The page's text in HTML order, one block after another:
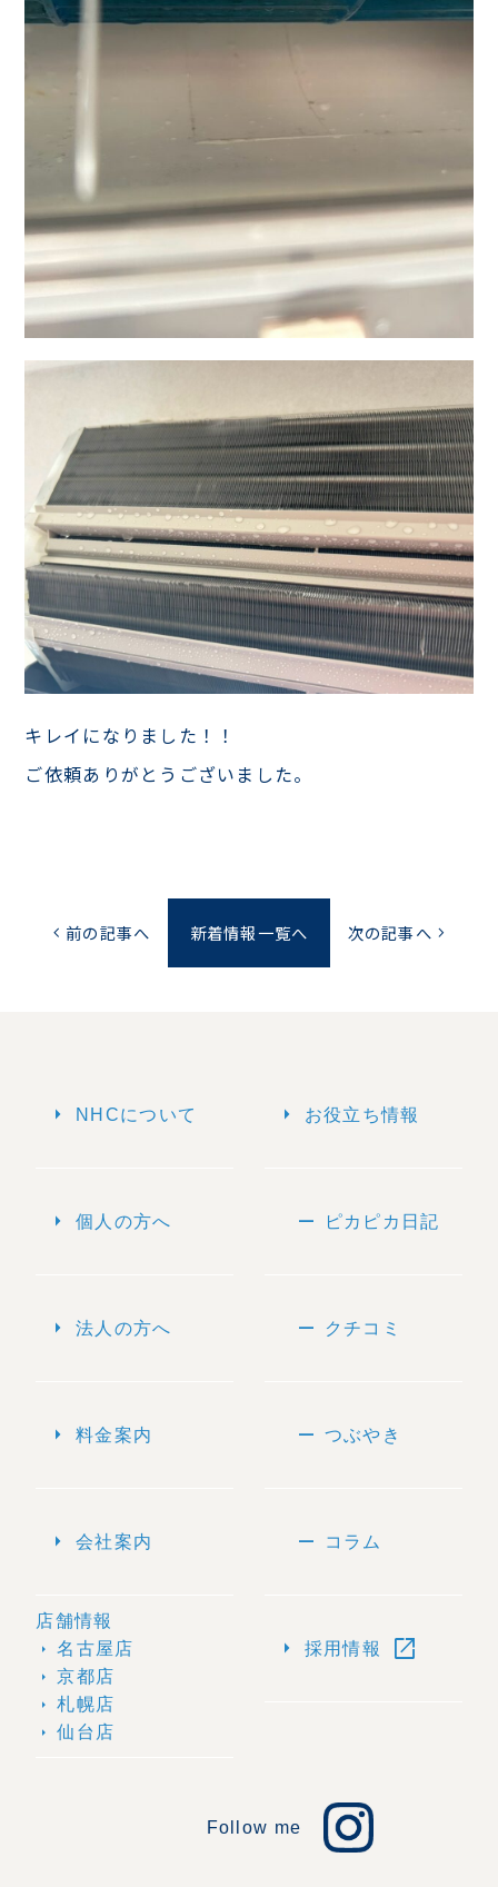
キレイになりました！！
ご依頼ありがとうございました。
chevron_left 前の記事へ 新着情報一覧へ 次の記事へ chevron_right
arrow_right NHCについて
arrow_right 個人の方へ
arrow_right 法人の方へ
arrow_right 料金案内
arrow_right 会社案内
店舗情報
arrow_right 名古屋店
arrow_right 京都店
arrow_right 札幌店
arrow_right 仙台店
arrow_right お役立ち情報
remove ピカピカ日記
remove クチコミ
remove つぶやき
remove コラム
arrow_right 採用情報 open_in_new
Follow me